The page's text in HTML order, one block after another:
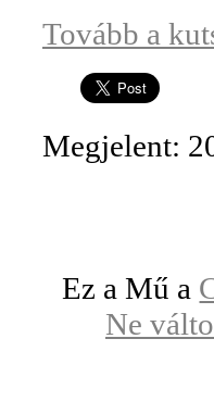
Tovább a
Megjelent:
Ez a Mű a
Ne